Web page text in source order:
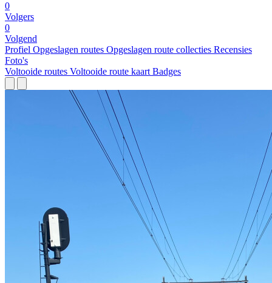
0
Volgers
0
Volgend
Profiel Opgeslagen routes Opgeslagen route collecties Recensies
Foto's
Voltooide routes Voltooide route kaart Badges